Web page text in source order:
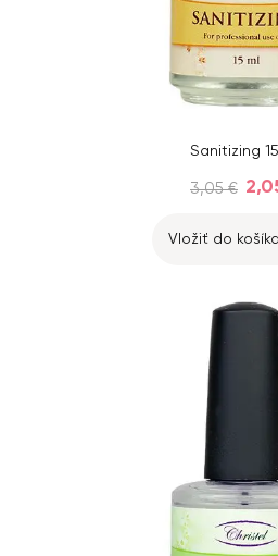
Sanitizing
3,05 €
Vložiť do košíka